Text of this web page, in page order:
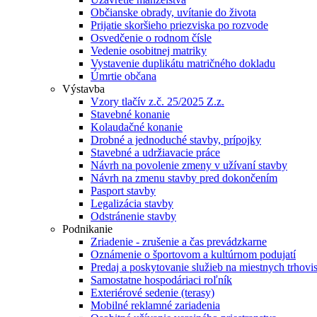
Občianske obrady, uvítanie do života
Prijatie skoršieho priezviska po rozvode
Osvedčenie o rodnom čísle
Vedenie osobitnej matriky
Vystavenie duplikátu matričného dokladu
Úmrtie občana
Výstavba
Vzory tlačív z.č. 25/2025 Z.z.
Stavebné konanie
Kolaudačné konanie
Drobné a jednoduché stavby, prípojky
Stavebné a udržiavacie práce
Návrh na povolenie zmeny v užívaní stavby
Návrh na zmenu stavby pred dokončením
Pasport stavby
Legalizácia stavby
Odstránenie stavby
Podnikanie
Zriadenie - zrušenie a čas prevádzkarne
Oznámenie o športovom a kultúrnom podujatí
Predaj a poskytovanie služieb na miestnych
Samostatne hospodáriaci roľník
Exteriérové sedenie (terasy)
Mobilné reklamné zariadenia